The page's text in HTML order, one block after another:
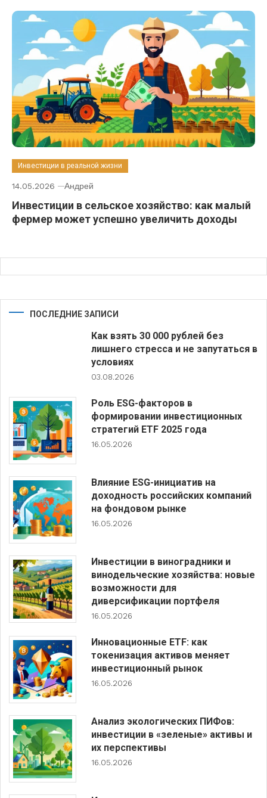
Инвестиции в реальной жизни
14.05.2026 Андрей
Инвестиции в сельское хозяйство: как малый
фермер может успешно увеличить доходы
ПОСЛЕДНИЕ ЗАПИСИ
Как взять 30 000 рублей без
лишнего стресса и не запутаться в
условиях
03.08.2026
Роль ESG-факторов в
формировании инвестиционных
стратегий ETF 2025 года
16.05.2026
Влияние ESG-инициатив на
доходность российских компаний
на фондовом рынке
16.05.2026
Инвестиции в виноградники и
винодельческие хозяйства: новые
возможности для
диверсификации портфеля
16.05.2026
Инновационные ETF: как
токенизация активов меняет
инвестиционный рынок
16.05.2026
Анализ экологических ПИФов:
инвестиции в «зеленые» активы и
их перспективы
16.05.2026